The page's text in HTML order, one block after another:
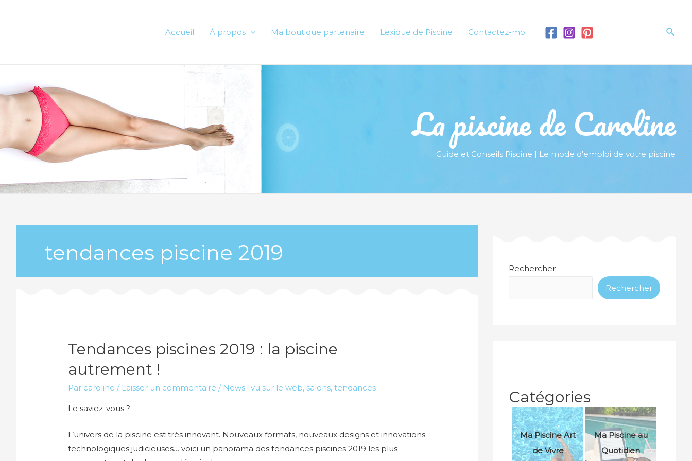
Accueil À propos Ma boutique partenaire Lexique de Piscine Contactez-moi
La piscine de Caroline
Guide et Conseils Piscine | Le mode d'emploi de votre piscine
tendances piscine 2019
Tendances piscines 2019 : la piscine
autrement !
Par caroline / Laisser un commentaire / News : vu sur le web, salons, tendances
Le saviez-vous ?
L’univers de la piscine est très innovant. Nouveaux formats, nouveaux designs et innovations
technologiques judicieuses… voici un panorama des tendances piscines 2019 les plus
Rechercher
Rechercher
Catégories
Ma Piscine Art
de Vivre
Ma Piscine au
Quotidien